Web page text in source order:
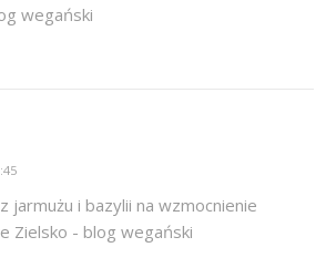
wegański
jarmużu i bazylii na wzmocnienie
Zielsko - blog wegański